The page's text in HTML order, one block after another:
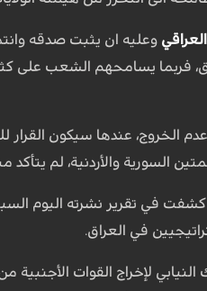
وعليه ان يثبت صدقه
فربما يسامحهم الشعب على
الخروج، عندها سيكون القرار
السورية والأردنية، لم يتأكد
كشفت في تقرير نشرته اليوم
في العراق.
لإخراج القوات الأجنبية